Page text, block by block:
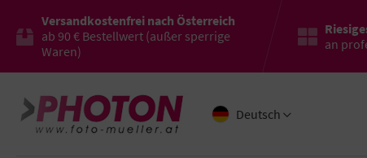
Versandkostenfrei nach Österreich
ab 90 € Bestellwert (außer sperrige
Waren)
an
Deutsch